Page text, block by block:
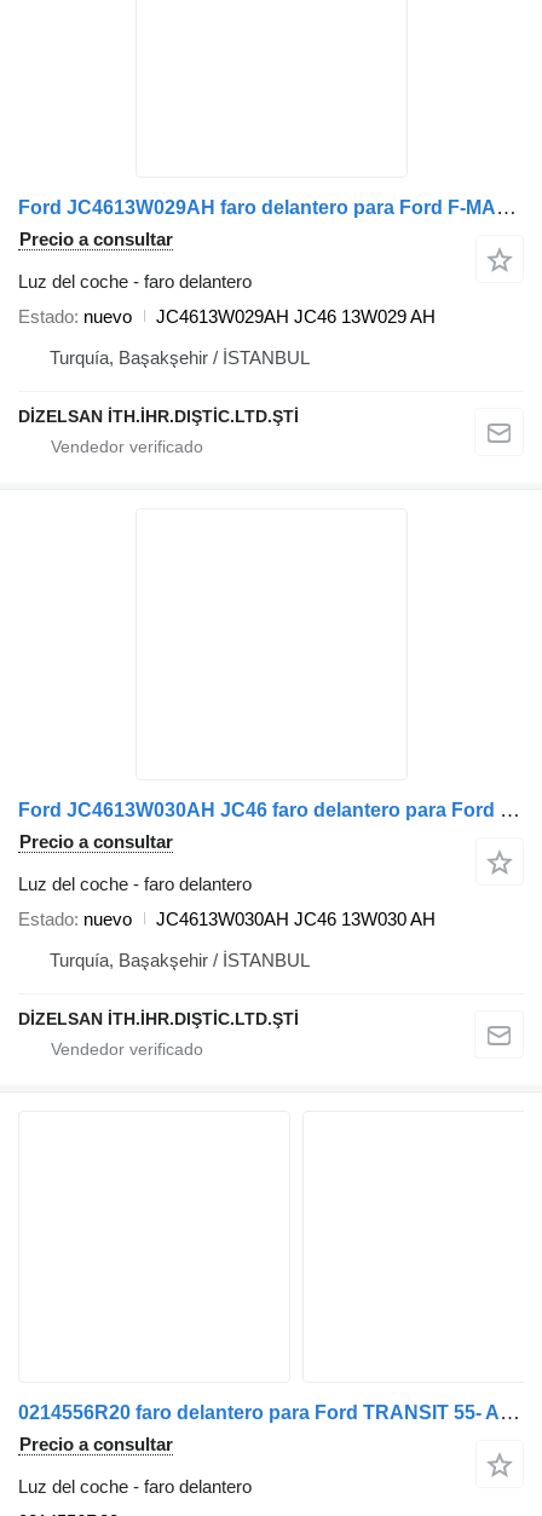
Ford JC4613W029AH faro delantero para Ford F-MAX cabeza tractora
Precio a consultar
Luz del coche - faro delantero
Estado nuevo
JC4613W029AH JC46 13W029 AH
Turquía, Başakşehir / İSTANBUL
DİZELSAN İTH.İHR.DIŞTİC.LTD.ŞTİ
Ford JC4613W030AH JC46 faro delantero para Ford F-MAX camión
Precio a consultar
Luz del coche - faro delantero
Estado nuevo
JC4613W030AH JC46 13W030 AH
Turquía, Başakşehir / İSTANBUL
DİZELSAN İTH.İHR.DIŞTİC.LTD.ŞTİ
0214556R20 faro delantero para Ford TRANSIT 55- Autocarro | 55 - 67 camión
Precio a consultar
Luz del coche - faro delantero